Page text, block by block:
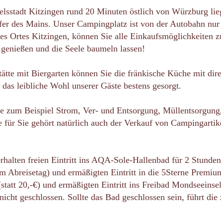
Kitzingen rund 20 Minuten östlich von Würzburg
des Mains. Unser Campingplatz ist von der Autobahn
Ortes Kitzingen, können Sie alle Einkaufsmöglichkeiten
und die Seele baumeln lassen!
mit Biergarten können Sie die fränkische Küche mit
leibliche Wohl unserer Gäste bestens gesorgt.
zum Beispiel Strom, Ver- und Entsorgung,
für Sie gehört natürlich auch der Verkauf von
freien Eintritt ins AQA-Sole-Hallenbad für 2
Abreisetag) und ermäßigten Eintritt in die 5Sterne
20,-€) und ermäßigten Eintritt ins Freibad
geschlossen. Sollte das Bad geschlossen sein, führt die